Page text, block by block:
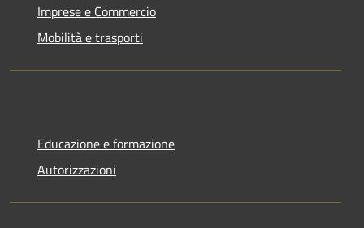
Imprese e Commercio
Mobilità e trasporti
Educazione e formazione
Autorizzazioni